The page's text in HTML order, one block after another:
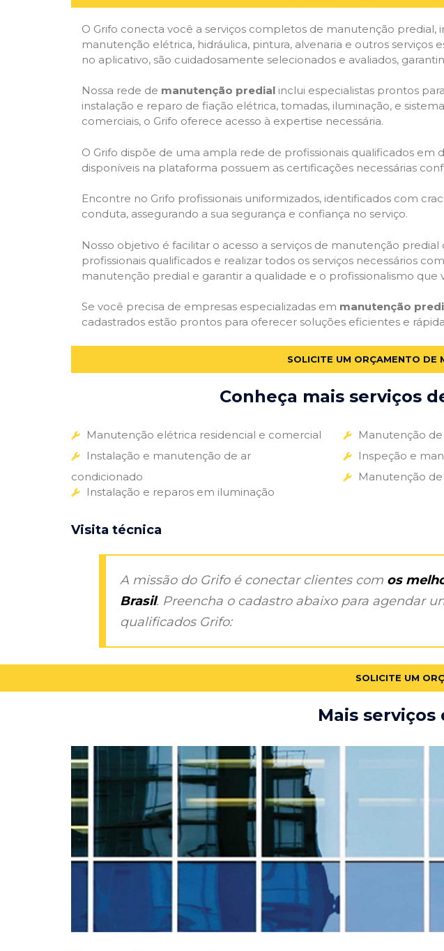
O Grifo conecta você a serviços completos de manutenção
manutenção elétrica, hidráulica, pintura, alvenaria e outros serviços
no aplicativo, são cuidadosamente selecionados e avaliados,
Nossa rede de manutenção predial inclui especialistas prontos
instalação e reparo de fiação elétrica, tomadas, iluminação, e
comerciais, o Grifo oferece acesso à expertise necessária.
O Grifo dispõe de uma ampla rede de profissionais qualificados em
disponíveis na plataforma possuem as certificações necessárias
Encontre no Grifo profissionais uniformizados, identificados com
conduta, assegurando a sua segurança e confiança no serviço.
Nosso objetivo é facilitar o acesso a serviços de manutenção
profissionais qualificados e realizar todos os serviços necessários
manutenção predial e garantir a qualidade e o profissionalismo que
Se você precisa de empresas especializadas em manutenção
cadastrados estão prontos para oferecer soluções eficientes e
SOLICITE UM ORÇAMENTO DE
Conheça mais serviços
Manutenção elétrica residencial e comercial
Instalação e manutenção de ar
condicionado
Instalação e reparos em iluminação
Manutenção
Inspeção e
Manutenção
Visita técnica
A missão do Grifo é conectar clientes com os
Brasil. Preencha o cadastro abaixo para agendar
qualificados Grifo:
SOLICITE UM
Mais